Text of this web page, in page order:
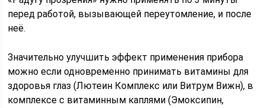
перед работой, вызывающей переутомление, и после
неё.
Значительно улучшить эффект применения прибора
можно если одновременно принимать витамины для
здоровья глаз (Лютеин Комплекс или Витрум Вижн), в
комплексе с витаминным каплями (Эмоксипин,